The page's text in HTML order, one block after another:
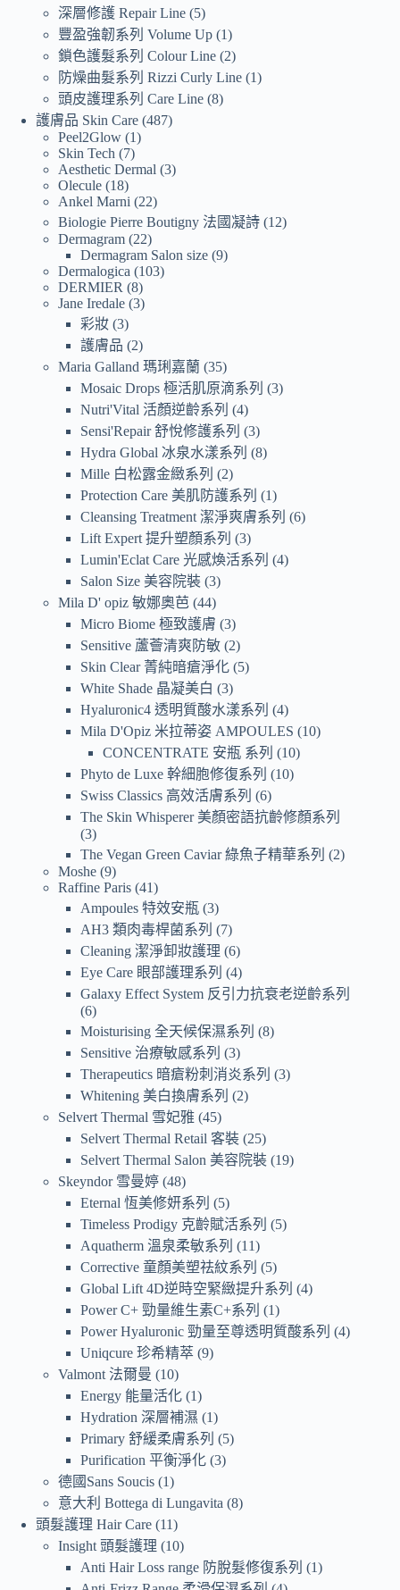
深層修護 Repair Line 5
豐盈強韌系列 Volume Up 1
鎖色護髮系列 Colour Line 2
防燥曲髮系列 Rizzi Curly Line 1
頭皮護理系列 Care Line 8
護膚品 Skin Care 487
Peel2Glow 1
Skin Tech
7
Aesthetic Dermal 3
Olecule 18
Ankel Marni
22
Biologie Pierre Boutigny 法國凝詩 12
Dermagram 22
Dermagram Salon size 9
Dermalogica
103
DERMIER
8
Jane Iredale 3
彩妝 3
護膚品
2
Maria Galland 瑪琍嘉蘭 35
Mosaic Drops 極活肌原滴系列
3
Nutri'Vital 活顏逆齡系列
4
Sensi'Repair 舒悅修護系列
3
Hydra Global 冰泉水漾系列
8
Mille 白松露金緻系列
2
Protection Care 美肌防護系列
1
Cleansing Treatment 潔淨爽膚系列
6
Lift Expert 提升塑顏系列
3
Lumin'Eclat Care 光感煥活系列
4
Salon Size 美容院裝 3
Mila D' opiz 敏娜奧芭 44
Micro Biome 極致護膚 3
Sensitive 蘆薈清爽防敏 2
Skin Clear 菁純暗瘡淨化 5
White Shade 晶凝美白
3
Hyaluronic4 透明質酸水漾系列
4
Mila D'Opiz 米拉蒂姿 AMPOULES
10
CONCENTRATE 安瓶 系列
10
Phyto de Luxe 幹細胞修復系列
10
Swiss Classics 高效活膚系列
6
The Skin Whisperer 美顏密語抗齡修顏系列
3
The Vegan Green Caviar 綠魚子精華系列
2
Moshe 9
Raffine Paris 41
Ampoules 特效安瓶 3
AH3 類肉毒桿菌系列
7
Cleaning 潔淨卸妝護理 6
Eye Care 眼部護理系列
4
Galaxy Effect System 反引力抗衰老逆齡系列
6
Moisturising 全天候保濕系列
8
Sensitive 治療敏感系列
3
Therapeutics 暗瘡粉刺消炎系列
3
Whitening 美白換膚系列
2
Selvert Thermal 雪妃雅 45
Selvert Thermal Retail 客裝 25
Selvert Thermal Salon 美容院裝 19
Skeyndor 雪曼婷 48
Eternal 恆美修妍系列
5
Timeless Prodigy 克齡賦活系列
5
Aquatherm 溫泉柔敏系列
11
Corrective 童顏美塑祛紋系列
5
Global Lift 4D逆時空緊緻提升系列
4
Power C+ 勁量維生素C+系列
1
Power Hyaluronic 勁量至尊透明質酸系列
4
Uniqcure 珍希精萃 9
Valmont 法爾曼
10
Energy 能量活化 1
Hydration 深層補濕
1
Primary 舒緩柔膚系列
5
Purification 平衡淨化 3
德國Sans Soucis 1
意大利 Bottega di Lungavita 8
頭髮護理 Hair Care 11
Insight 頭髮護理
10
Anti Hair Loss range 防脫髮修復系列
1